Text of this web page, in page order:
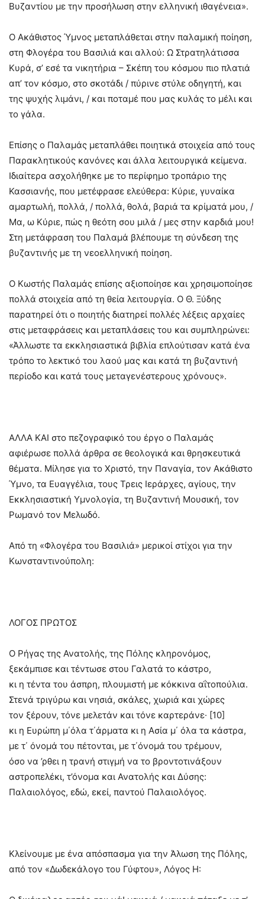
Βυζαντίου με την προσήλωση στην ελληνική ιθαγένεια».
Ο Ακάθιστος Ύμνος μεταπλάθεται στην παλαμική ποίηση,
στη Φλογέρα του Βασιλιά και αλλού: Ω Στρατηλάτισσα
Κυρά, σ’ εσέ τα νικητήρια – Σκέπη του κόσμου πιο πλατιά
απ’ τον κόσμο, στο σκοτάδι / πύρινε στύλε οδηγητή, και
της ψυχής λιμάνι, / και ποταμέ που μας κυλάς το μέλι και
το γάλα.
Επίσης ο Παλαμάς μεταπλάθει ποιητικά στοιχεία από τους
Παρακλητικούς κανόνες και άλλα λειτουργικά κείμενα.
Ιδιαίτερα ασχολήθηκε με το περίφημο τροπάριο της
Κασσιανής, που μετέφρασε ελεύθερα: Κύριε, γυναίκα
αμαρτωλή, πολλά, / πολλά, θολά, βαριά τα κρίματά μου, /
Μα, ω Κύριε, πώς η θεότη σου μιλά / μες στην καρδιά μου!
Στη μετάφραση του Παλαμά βλέπουμε τη σύνδεση της
βυζαντινής με τη νεοελληνική ποίηση.
Ο Κωστής Παλαμάς επίσης αξιοποίησε και χρησιμοποίησε
πολλά στοιχεία από τη θεία λειτουργία. Ο Θ. Ξύδης
παρατηρεί ότι ο ποιητής διατηρεί πολλές λέξεις αρχαίες
στις μεταφράσεις και μεταπλάσεις του και συμπληρώνει:
«Άλλωστε τα εκκλησιαστικά βιβλία επλούτισαν κατά ένα
τρόπο το λεκτικό του λαού μας και κατά τη βυζαντινή
περίοδο και κατά τους μεταγενέστερους χρόνους».
ΑΛΛΑ ΚΑΙ στο πεζογραφικό του έργο ο Παλαμάς
αφιέρωσε πολλά άρθρα σε θεολογικά και θρησκευτικά
θέματα. Μίλησε για το Χριστό, την Παναγία, τον Ακάθιστο
Ύμνο, τα Ευαγγέλια, τους Τρεις Ιεράρχες, αγίους, την
Εκκλησιαστική Υμνολογία, τη Βυζαντινή Μουσική, τον
Ρωμανό τον Μελωδό.
Από τη «Φλογέρα του Βασιλιά» μερικοί στίχοι για την
Κωνσταντινούπολη:
ΛΟΓΟΣ ΠΡΩΤΟΣ
Ο Ρήγας της Ανατολής, της Πόλης κληρονόμος,
ξεκάμπισε και τέντωσε στου Γαλατά το κάστρο,
κι η τέντα του άσπρη, πλουμιστή με κόκκινα αΐτοπούλια.
Στενά τριγύρω και νησιά, σκάλες, χωριά και χώρες
τον ξέρουν, τόνε μελετάν και τόνε καρτεράνε· [10]
κι η Ευρώπη μ΄όλα τ΄άρματα κι η Ασία μ΄ όλα τα κάστρα,
με τ΄ όνομά του πέτονται, με τ΄όνομά του τρέμουν,
όσο να ’ρθει η τρανή στιγμή να το βροντοτινάξουν
αστροπελέκι, τ’όνομα και Ανατολής και Δύσης:
Παλαιολόγος, εδώ, εκεί, παντού Παλαιολόγος.
Κλείνουμε με ένα απόσπασμα για την Άλωση της Πόλης,
από τον «Δωδεκάλογο του Γύφτου», Λόγος Η: